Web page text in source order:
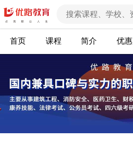
首页 课程 简介 优惠